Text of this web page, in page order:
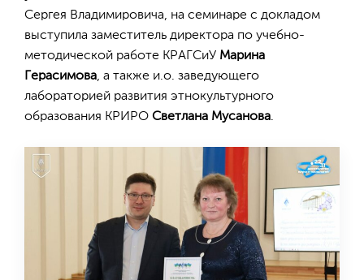
Сергея Владимировича, на семинаре с докладом
выступила заместитель директора по учебно-
методической работе КРАГСиУ Марина
Герасимова, а также и.о. заведующего
лабораторией развития этнокультурного
образования КРИРО Светлана Мусанова.